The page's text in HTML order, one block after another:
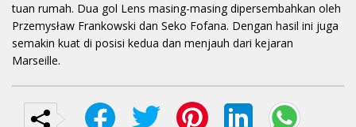
tuan rumah. Dua gol Lens masing-masing dipersembahkan oleh
Przemysław Frankowski dan Seko Fofana. Dengan hasil ini juga
semakin kuat di posisi kedua dan menjauh dari kejaran
Marseille.